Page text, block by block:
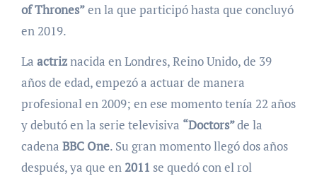
of Thrones”en la que participó hasta que concluyó
en 2019.
La actriznacida en Londres, Reino Unido, de 39
años de edad, empezó a actuar de manera
profesional en 2009; en ese momento tenía 22 años
y debutó en la serie televisiva “Doctors”de la
cadena BBC One. Su gran momento llegó dos años
después, ya que en2011 se quedó con el rol